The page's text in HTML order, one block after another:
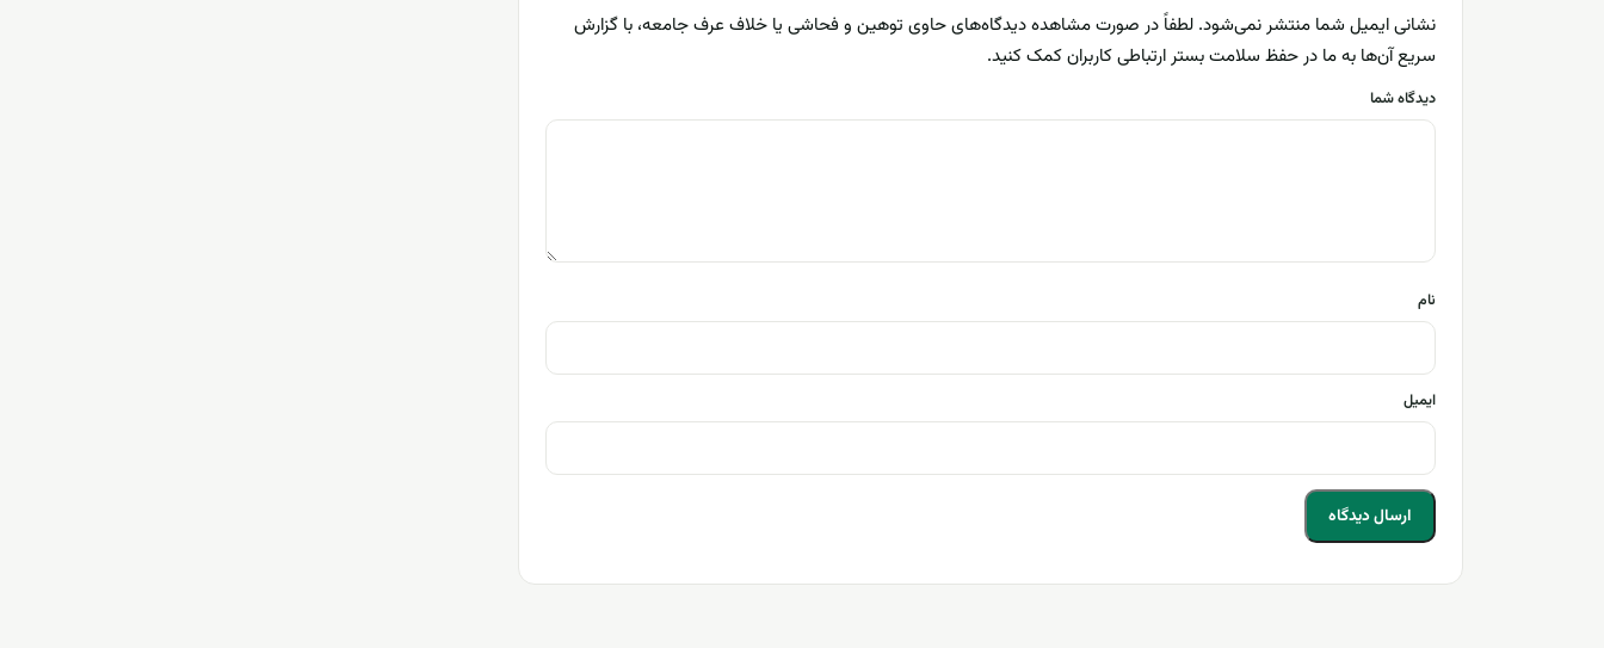
نشانی ایمیل شما منتشر نمی‌شود. لطفاً در صورت مشاهده دیدگاه‌های حاوی توهین و فحاشی یا خلاف عرف جامعه، با گزارش
سریع آن‌ها به ما در حفظ سلامت بستر ارتباطی کاربران کمک کنید.
دیدگاه شما
نام
ایمیل